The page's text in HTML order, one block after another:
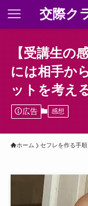
交際ク
【受講生の
には相手か
ットを考え
広告 感想
ホーム セフレを作る手順